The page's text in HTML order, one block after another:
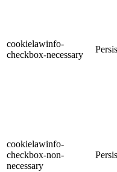
cookielawinfo-
checkbox-necessary
cookielawinfo-
checkbox-non-
necessary